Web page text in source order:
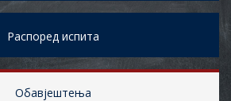
Распоред испита
Обавјештења